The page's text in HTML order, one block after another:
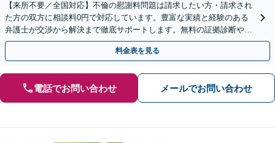
【来所不要／全国対応】不倫の慰謝料問題は請求したい方・請求され
た方の双方に相談料0円で対応しています。豊富な実績と経験のある
弁護士が交渉から解決まで徹底サポートします。無料の証拠診断や着
手金の返還保証もありますので安心してご相談ください。
料金表を見る
電話でお問い合わせ メールでお問い合わせ